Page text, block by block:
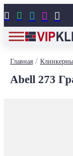
    
Главная/
Abell 273